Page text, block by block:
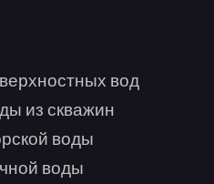
вод
из скважин
воды
воды